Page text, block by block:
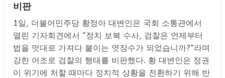
비판
1일, 더불어민주당 황정아 대변인은 국회 소통관에서
열린 기자회견에서 “정치 보복 수사, 검찰은 언제부터
법을 멋대로 가져다 붙이는 엿장수가 되었습니까?”라며
강한 어조로 검찰의 행태를 비판했다. 황 대변인은 정권
이 위기에 처할 때마다 정치적 상황을 전환하기 위해 반